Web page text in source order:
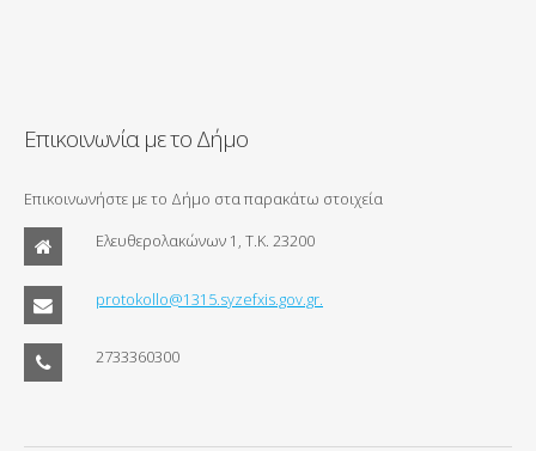
Επικοινωνία με το Δήμο
Επικοινωνήστε με το Δήμο στα παρακάτω στοιχεία
Ελευθερολακώνων 1, Τ.Κ. 23200
protokollo@1315.syzefxis.gov.gr.
2733360300